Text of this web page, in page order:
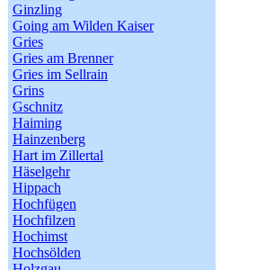
Ginzling
Going am Wilden Kaiser
Gries
Gries am Brenner
Gries im Sellrain
Grins
Gschnitz
Haiming
Hainzenberg
Hart im Zillertal
Häselgehr
Hippach
Hochfügen
Hochfilzen
Hochimst
Hochsölden